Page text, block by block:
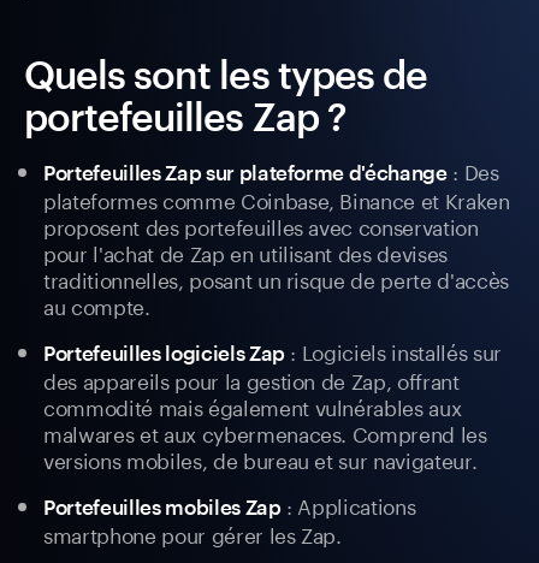
Quels sont les types de
portefeuilles Zap ?
Portefeuilles Zap sur plateforme d'échange: Des
plateformes comme Coinbase, Binance et Kraken
proposent des portefeuilles avec conservation
pour l'achat de Zap en utilisant des devises
traditionnelles, posant un risque de perte d'accès
au compte.
Portefeuilles logiciels Zap: Logiciels installés sur
des appareils pour la gestion de Zap, offrant
commodité mais également vulnérables aux
malwares et aux cybermenaces. Comprend les
versions mobiles, de bureau et sur navigateur.
Portefeuilles mobiles Zap: Applications
smartphone pour gérer les Zap.